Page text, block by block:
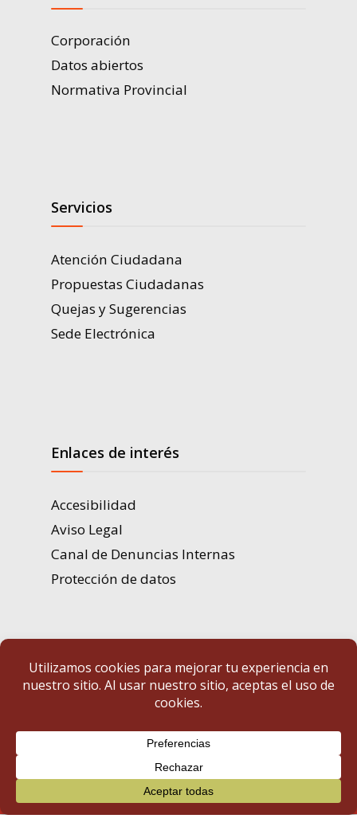
Corporación
Datos abiertos
Normativa Provincial
Servicios
Atención Ciudadana
Propuestas Ciudadanas
Quejas y Sugerencias
Sede Electrónica
Enlaces de interés
Accesibilidad
Aviso Legal
Canal de Denuncias Internas
Protección de datos
Portal de Transparencia | Diputación de Badajoz